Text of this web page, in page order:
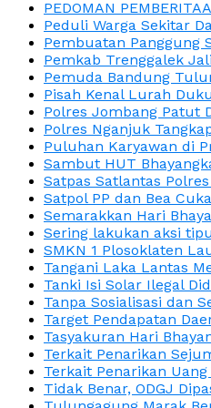
PEDOMAN
Peduli Warga Sekitar
Pembuatan Panggung
Pemkab Trenggalek
Pemuda Bandung
Pisah Kenal Lurah
Polres Jombang Patut
Polres Nganjuk
Puluhan Karyawan di
Sambut HUT
Satpas Satlantas
Satpol PP dan Bea
Semarakkan Hari
Sering lakukan aksi
SMKN 1 Plosoklaten
Tangani Laka Lantas
Tanki Isi Solar Ilegal
Tanpa Sosialisasi dan
Target Pendapatan
Tasyakuran Hari
Terkait Penarikan
Terkait Penarikan
Tidak Benar, ODGJ